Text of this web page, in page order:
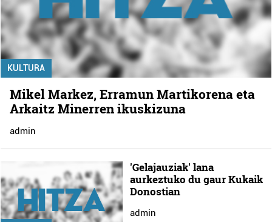
KULTURA
Mikel Markez, Erramun Martikorena eta
Arkaitz Minerren ikuskizuna
admin
'Gelajauziak' lana
aurkeztuko du gaur Kukaik
Donostian
admin